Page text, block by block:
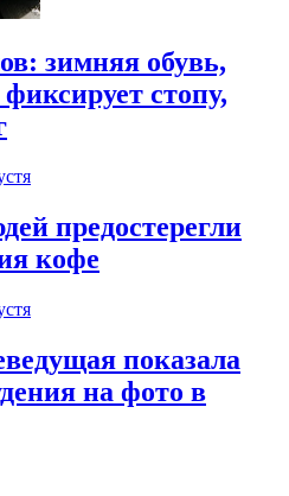
зимняя обувь,
стопу,
предостерегли
кофе
показала
на фото в